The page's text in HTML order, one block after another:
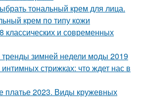
тональный крем для лица.
крем по типу кожи
классических и современных
тренды зимней недели моды 2019
стрижках: что ждет нас в
платье 2023. Виды кружевных